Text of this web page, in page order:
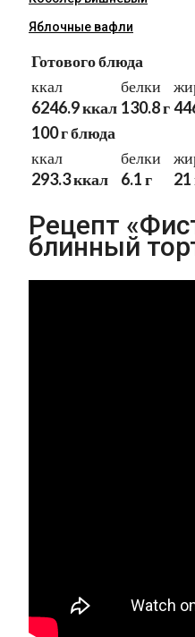
Яблочные вафли
Готового блюда
ккал
6246.9 ккал
белки
130.8 г
100 г блюда
ккал
293.3 ккал
белки
6.1 г
21
Рецепт
блинный